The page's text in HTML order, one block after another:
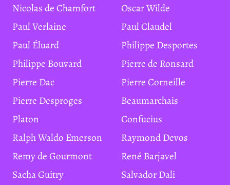
Nicolas de Chamfort
Oscar Wilde
Paul Verlaine
Paul Claudel
Paul Éluard
Philippe Desportes
Philippe Bouvard
Pierre de Ronsard
Pierre Dac
Pierre Corneille
Pierre Desproges
Beaumarchais
Platon
Confucius
Ralph Waldo Emerson
Raymond Devos
Remy de Gourmont
René Barjavel
Sacha Guitry
Salvador Dali